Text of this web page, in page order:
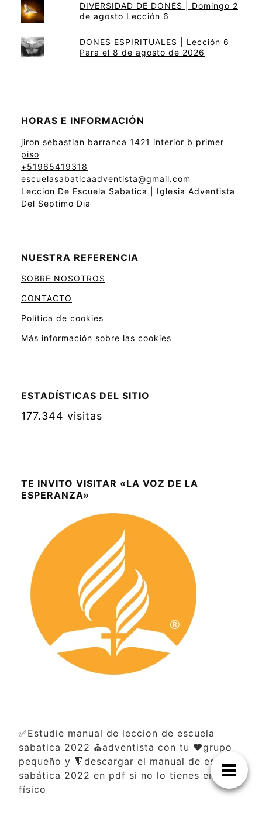
DIVERSIDAD DE DONES | Domingo 2
de agosto Lección 6
DONES ESPIRITUALES | Lección 6
Para el 8 de agosto de 2026
HORAS E INFORMACIÓN
jiron sebastian barranca 1421 interior b primer
piso
+51965419318
escuelasabaticaadventista@gmail.com
Leccion De Escuela Sabatica | Iglesia Adventista
Del Septimo Dia
NUESTRA REFERENCIA
SOBRE NOSOTROS
CONTACTO
Política de cookies
Más información sobre las cookies
ESTADÍSTICAS DEL SITIO
177.344 visitas
TE INVITO VISITAR «LA VOZ DE LA
ESPERANZA»
✅Estudie manual de leccion de escuela
sabatica 2022 ⛪adventista con tu ❤️grupo
pequeño y 🔻descargar el manual de escuela
sabática 2022 en pdf si no lo tienes en
físico